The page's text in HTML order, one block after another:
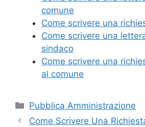
o
k
comune
Come scrivere una
Come scrivere una
sindaco
Come scrivere una
al comune
Categorie
Pubblica Amministrazione
Come Scrivere Una